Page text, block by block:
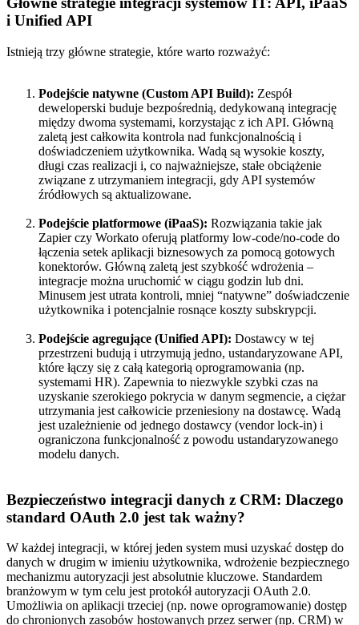
i Unified API
Istnieją trzy główne strategie, które warto rozważyć:
Podejście natywne (Custom API Build): Zespół
deweloperski buduje bezpośrednią, dedykowaną integrację
między dwoma systemami, korzystając z ich API. Główną
zaletą jest całkowita kontrola nad funkcjonalnością i
doświadczeniem użytkownika. Wadą są wysokie koszty,
długi czas realizacji i, co najważniejsze, stałe obciążenie
związane z utrzymaniem integracji, gdy API systemów
źródłowych są aktualizowane.
Podejście platformowe (iPaaS): Rozwiązania takie jak
Zapier czy Workato oferują platformy low-code/no-code do
łączenia setek aplikacji biznesowych za pomocą gotowych
konektorów. Główną zaletą jest szybkość wdrożenia –
integracje można uruchomić w ciągu godzin lub dni.
Minusem jest utrata kontroli, mniej “natywne” doświadczenie
użytkownika i potencjalnie rosnące koszty subskrypcji.
Podejście agregujące (Unified API): Dostawcy w tej
przestrzeni budują i utrzymują jedno, ustandaryzowane API,
które łączy się z całą kategorią oprogramowania (np.
systemami HR). Zapewnia to niezwykle szybki czas na
uzyskanie szerokiego pokrycia w danym segmencie, a ciężar
utrzymania jest całkowicie przeniesiony na dostawcę. Wadą
jest uzależnienie od jednego dostawcy (vendor lock-in) i
ograniczona funkcjonalność z powodu ustandaryzowanego
modelu danych.
Bezpieczeństwo integracji danych z CRM: Dlaczego
standard OAuth 2.0 jest tak ważny?
W każdej integracji, w której jeden system musi uzyskać dostęp do
danych w drugim w imieniu użytkownika, wdrożenie bezpiecznego
mechanizmu autoryzacji jest absolutnie kluczowe. Standardem
branżowym w tym celu jest protokół autoryzacji OAuth 2.0.
Umożliwia on aplikacji trzeciej (np. nowe oprogramowanie) dostęp
do chronionych zasobów hostowanych przez serwer (np. CRM) w